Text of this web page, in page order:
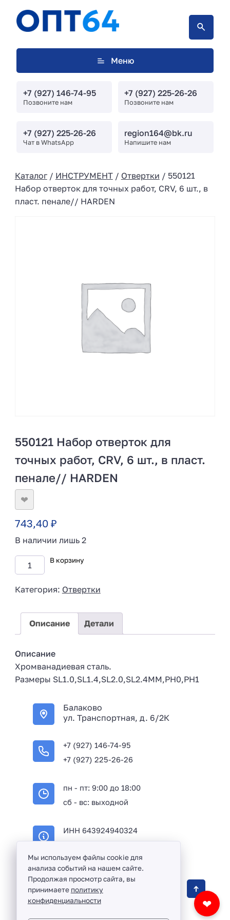
Меню
+7 (927) 146-74-95
Позвоните нам
+7 (927) 225-26-26
Позвоните нам
+7 (927) 225-26-26
Чат в WhatsApp
region164@bk.ru
Напишите нам
Каталог/ ИНСТРУМЕНТ/ Отвертки / 550121
Набор отверток для точных работ, CRV, 6 шт., в
пласт. пенале// HARDEN
550121 Набор отверток для
точных работ, CRV, 6 шт., в пласт.
пенале// HARDEN
❤
743,40 ₽
В наличии лишь 2
В корзину
Категория: Отвертки
Описание Детали
Описание
Хромванадиевая сталь.
Размеры SL1.0,SL1.4,SL2.0,SL2.4MM,PH0,PH1
Балаково
ул. Транспортная, д. 6/2К
+7 (927) 146-74-95
+7 (927) 225-26-26
пн - пт: 9:00 до 18:00
сб - вс: выходной
ИНН 643924940324
❤
Оптовая продажа сантехники и комплектующих
в Балаково и Саратовской области ©
Мы используем файлы cookie для
анализа событий на нашем сайте.
Продолжая просмотр сайта, вы
принимаете политику
конфиденциальности